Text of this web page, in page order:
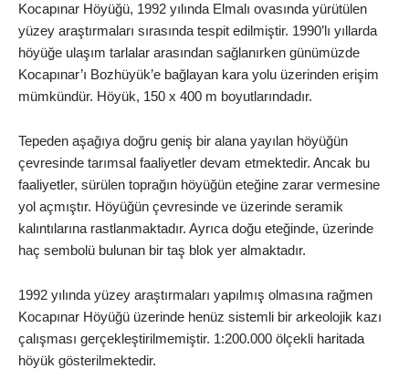
Kocapınar Höyüğü, 1992 yılında Elmalı ovasında yürütülen
yüzey araştırmaları sırasında tespit edilmiştir. 1990’lı yıllarda
höyüğe ulaşım tarlalar arasından sağlanırken günümüzde
Kocapınar’ı Bozhüyük’e bağlayan kara yolu üzerinden erişim
mümkündür. Höyük, 150 x 400 m boyutlarındadır.
Tepeden aşağıya doğru geniş bir alana yayılan höyüğün
çevresinde tarımsal faaliyetler devam etmektedir. Ancak bu
faaliyetler, sürülen toprağın höyüğün eteğine zarar vermesine
yol açmıştır. Höyüğün çevresinde ve üzerinde seramik
kalıntılarına rastlanmaktadır. Ayrıca doğu eteğinde, üzerinde
haç sembolü bulunan bir taş blok yer almaktadır.
1992 yılında yüzey araştırmaları yapılmış olmasına rağmen
Kocapınar Höyüğü üzerinde henüz sistemli bir arkeolojik kazı
çalışması gerçekleştirilmemiştir. 1:200.000 ölçekli haritada
höyük gösterilmektedir.